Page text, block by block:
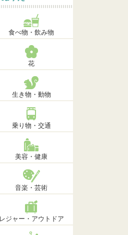
食べ物・飲み物
花
生き物・動物
乗り物・交通
美容・健康
音楽・芸術
レジャー・アウトドア